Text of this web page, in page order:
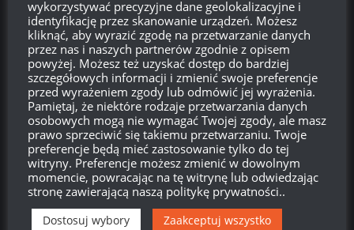
Brakwierzchołka drzewkaod:
581
Dni
03
Godzin
03
Minut
00
Sekund
PROSTO Z SUPERTESTU/WORLD OF TANKS
Prsoto z Supertestu: Zmiany parametrów
wykorzystywać precyzyjne dane geolokalizacyjne i
identyfikację przez skanowanie urządzeń. Możesz
kliknąć, aby wyrazić zgodę na przetwarzanie danych
przez nas i naszych partnerów zgodnie z opisem
powyżej. Możesz też uzyskać dostęp do bardziej
szczegółowych informacji i zmienić swoje preferencje
przed wyrażeniem zgody lub odmówić jej wyrażenia.
Pamiętaj, że niektóre rodzaje przetwarzania danych
osobowych mogą nie wymagać Twojej zgody, ale masz
prawo sprzeciwić się takiemu przetwarzaniu. Twoje
preferencje będą mieć zastosowanie tylko do tej
witryny. Preferencje możesz zmienić w dowolnym
momencie, powracając na tę witrynę lub odwiedzając
stronę zawierającą naszą politykę prywatności..
Dostosuj wybory Zaakceptuj wszystko